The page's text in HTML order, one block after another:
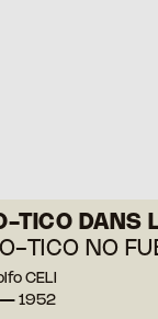
TICO DANS
TICO NO
CELI
— 1952